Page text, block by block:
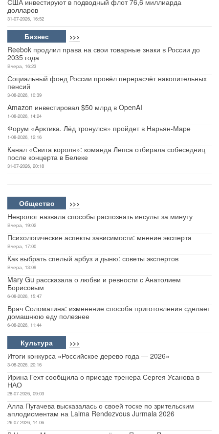
долларов
31-07-2026, 16:52
Бизнес >>>
Reebok продлил права на свои товарные знаки в России до
2035 года
Вчера, 16:23
Социальный фонд России провёл перерасчёт накопительных
пенсий
3-08-2026, 10:39
Amazon инвестировал $50 млрд в OpenAI
1-08-2026, 14:24
Форум «Арктика. Лёд тронулся» пройдет в Нарьян-Маре
1-08-2026, 12:16
Канал «Свита короля»: команда Лепса отбирала собеседниц
после концерта в Белеке
31-07-2026, 20:18
Общество >>>
Невролог назвала способы распознать инсульт за минуту
Вчера, 19:02
Психологические аспекты зависимости: мнение эксперта
Вчера, 17:00
Как выбрать спелый арбуз и дыню: советы экспертов
Вчера, 13:09
Mary Gu рассказала о любви и ревности с Анатолием
Борисовым
6-08-2026, 15:47
Врач Соломатина: изменение способа приготовления сделает
домашнюю еду полезнее
6-08-2026, 11:44
Культура >>>
Итоги конкурса «Российское дерево года — 2026»
3-08-2026, 20:16
Ирина Гехт сообщила о приезде тренера Сергея Усанова в
НАО
28-07-2026, 09:03
Алла Пугачева высказалась о своей тоске по зрительским
аплодисментам на Laima Rendezvous Jurmala 2026
26-07-2026, 14:06